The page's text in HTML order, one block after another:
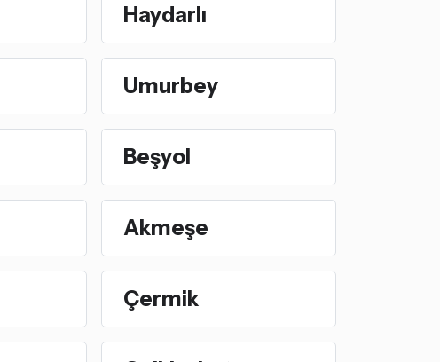
Haydarlı
Umurbey
Beşyol
Akmeşe
Çermik